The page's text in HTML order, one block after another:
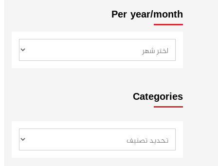
Per year/month
Categories